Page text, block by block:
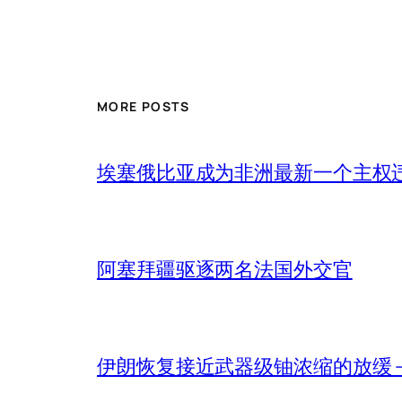
MORE POSTS
埃塞俄比亚成为非洲最新一个主权
阿塞拜疆驱逐两名法国外交官
伊朗恢复接近武器级铀浓缩的放缓